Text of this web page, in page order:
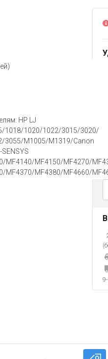
HP LJ
1018/1020/1022/3015/3020/
3055/M1005/M1319/Canon
SENSYS
MF4140/MF4150/MF4270/
MF4370/MF4380/MF4660/